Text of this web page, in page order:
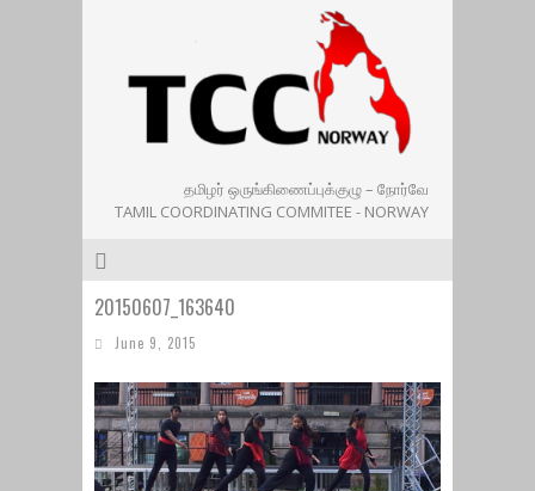
தமிழர் ஒருங்கிணைப்புக்குழு – நோர்வே
TAMIL COORDINATING COMMITEE - NORWAY
20150607_163640
June 9, 2015